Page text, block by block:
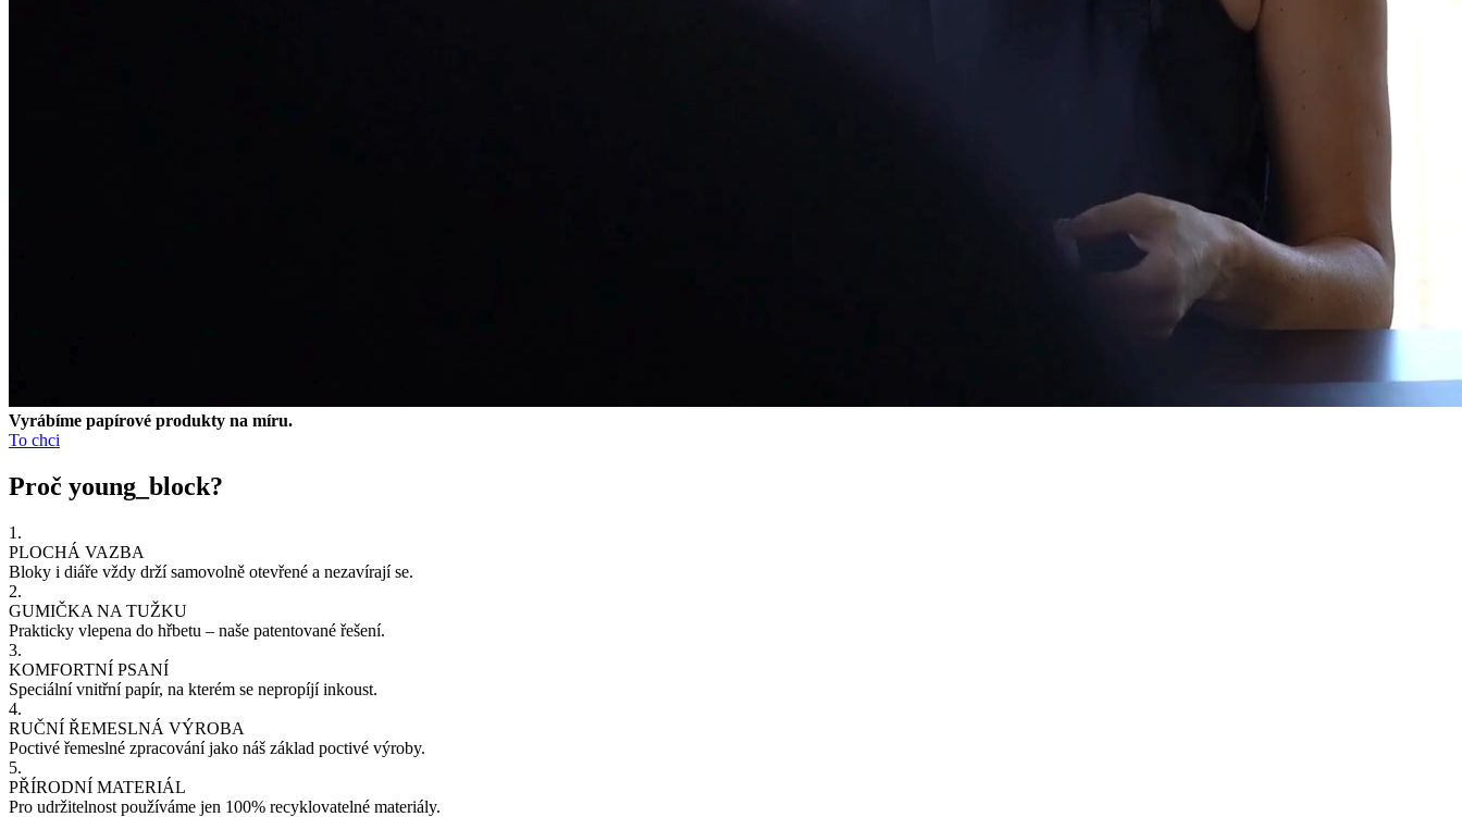
Vyrábíme papírové produkty na míru.
To chci
Proč young_block?
1.
PLOCHÁ VAZBA
Bloky i diáře vždy drží samovolně otevřené a nezavírají se.
2.
GUMIČKA NA TUŽKU
Prakticky vlepena do hřbetu – naše patentované řešení.
3.
KOMFORTNÍ PSANÍ
Speciální vnitřní papír, na kterém se nepropíjí inkoust.
4.
RUČNÍ ŘEMESLNÁ VÝROBA
Poctivé řemeslné zpracování jako náš základ poctivé výroby.
5.
PŘÍRODNÍ MATERIÁL
Pro udržitelnost používáme jen 100% recyklovatelné materiály.